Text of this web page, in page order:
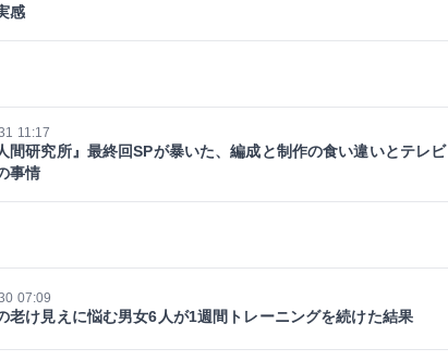
感
11:17
人間研究所』最終回SPが暴いた、編成と制作の食い違いとテレビ
事情
07:09
老け見えに悩む男女6人が1週間トレーニングを続けた結果